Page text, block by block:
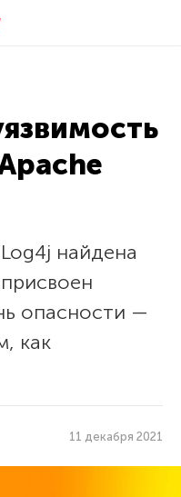
найдена
опасности —
как
11 декабря 2021